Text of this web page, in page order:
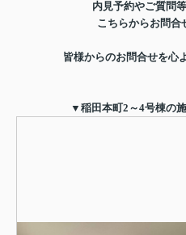
内見予約やご質問
こちらからお問合
皆様からのお問合せを心
▼稲田本町2～4号棟の